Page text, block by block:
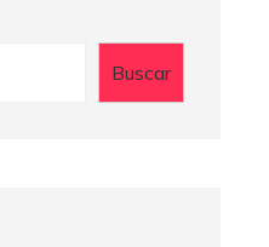
Buscar